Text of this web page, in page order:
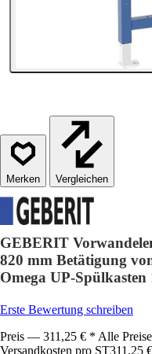
Vergleichen
GEBERIT
820 mm Betätigung
Omega UP-Spülkasten
Erste Bewertung schreiben
Preis — 311,25 € * Alle
Versandkosten pro ST311,25 €